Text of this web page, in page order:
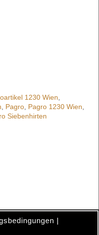
1230 Wien
Pagro Pagro 1230 Wien
Siebenhirten
|